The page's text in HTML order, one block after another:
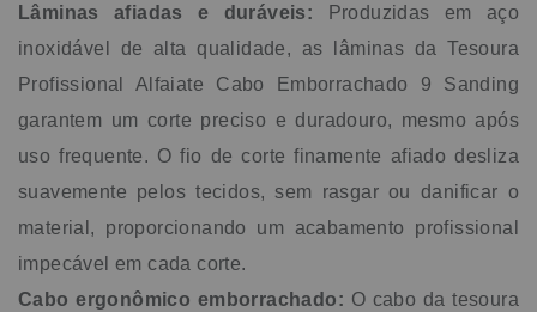
Lâminas afiadas e duráveis: Produzidas em aço
inoxidável de alta qualidade, as lâminas da Tesoura
Profissional Alfaiate Cabo Emborrachado 9 Sanding
garantem um corte preciso e duradouro, mesmo após
uso frequente. O fio de corte finamente afiado desliza
suavemente pelos tecidos, sem rasgar ou danificar o
material, proporcionando um acabamento profissional
impecável em cada corte.
Cabo ergonômico emborrachado: O cabo da tesoura